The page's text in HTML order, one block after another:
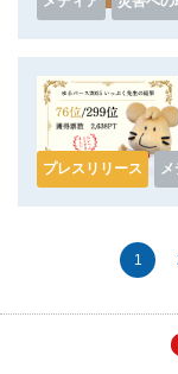
プレスリリース
メ
1